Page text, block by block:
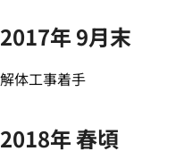
2017年 9月末
解体工事着手
2018年 春頃